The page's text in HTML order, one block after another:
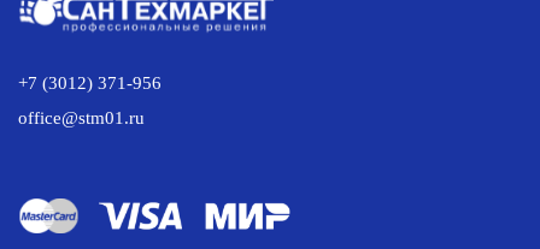
+7 (3012) 371-956
office@stm01.ru